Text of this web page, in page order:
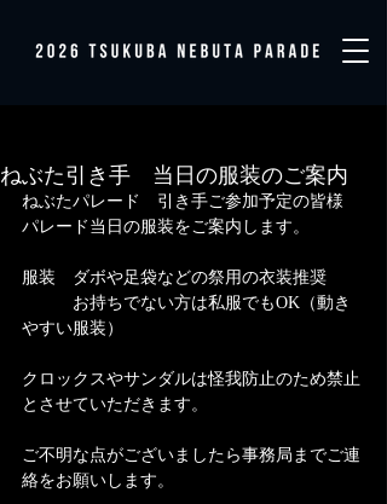
ねぶた引き手 当日の服装のご案内
ねぶたパレード　引き手ご参加予定の皆様
パレード当日の服装をご案内します。
服装　ダボや足袋などの祭用の衣装推奨
お持ちでない方は私服でもOK（動き
やすい服装）
クロックスやサンダルは怪我防止のため禁止
とさせていただきます。
ご不明な点がございましたら事務局までご連
絡をお願いします。